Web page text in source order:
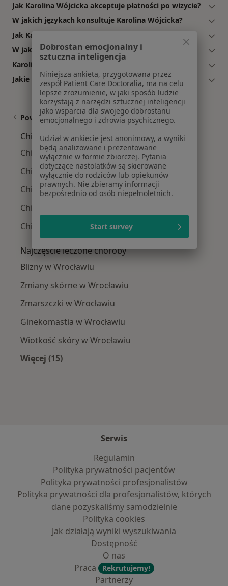
Jak Karolina Wójcicka akceptuje płatności po wizycie?
W jakich językach konsultuje Karolina Wójcicka?
Jak Karolina Wójcicka umawia wizyty?
W jakich godzinach przyjmuje Karolina Wójcicka?
Karolina Wójcicka: co mówią pacjenci?
Jakie ubezpieczenia akceptuje Karolina Wójcicka?
Powiązane wyszukiwania
Chirurdzy plastyczni w pobliżu
Chirurdzy plastyczni Krzyki
Chirurdzy plastyczni Fabryczna
Chirurdzy plastyczni Śródmieście
Chirurdzy plastyczni Psie Pole
Chirurdzy plastyczni Stare Miasto
Najczęście leczone choroby
Blizny w Wrocławiu
Zmiany skórne w Wrocławiu
Zmarszczki w Wrocławiu
Ginekomastia w Wrocławiu
Wiotkość skóry w Wrocławiu
Więcej (15)
Serwis
Regulamin
Polityka prywatności pacjentów
Polityka prywatności profesjonalistów
Polityka prywatności dla profesjonalistów, których
dane pozyskaliśmy samodzielnie
Polityka cookies
Jak działają wyniki wyszukiwania
Dostępność
O nas
Praca
Rekrutujemy!
Partnerzy
Dobrostan emocjonalny i
sztuczna inteligencja
Niniejsza ankieta, przygotowana przez
zespół Patient Care Doctoralia, ma na celu
lepsze zrozumienie, w jaki sposób ludzie
korzystają z narzędzi sztucznej inteligencji
jako wsparcia dla swojego dobrostanu
emocjonalnego i zdrowia psychicznego.
Udział w ankiecie jest anonimowy, a wyniki
będą analizowane i prezentowane
wyłącznie w formie zbiorczej. Pytania
dotyczące nastolatków są skierowane
wyłącznie do rodziców lub opiekunów
prawnych. Nie zbieramy informacji
bezpośrednio od osób niepełnoletnich.
Start survey